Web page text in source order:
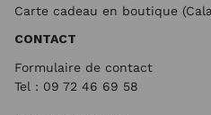
Carte cadeau en boutique
CONTACT
Formulaire de contact
Tel : 09 72 46 69 58